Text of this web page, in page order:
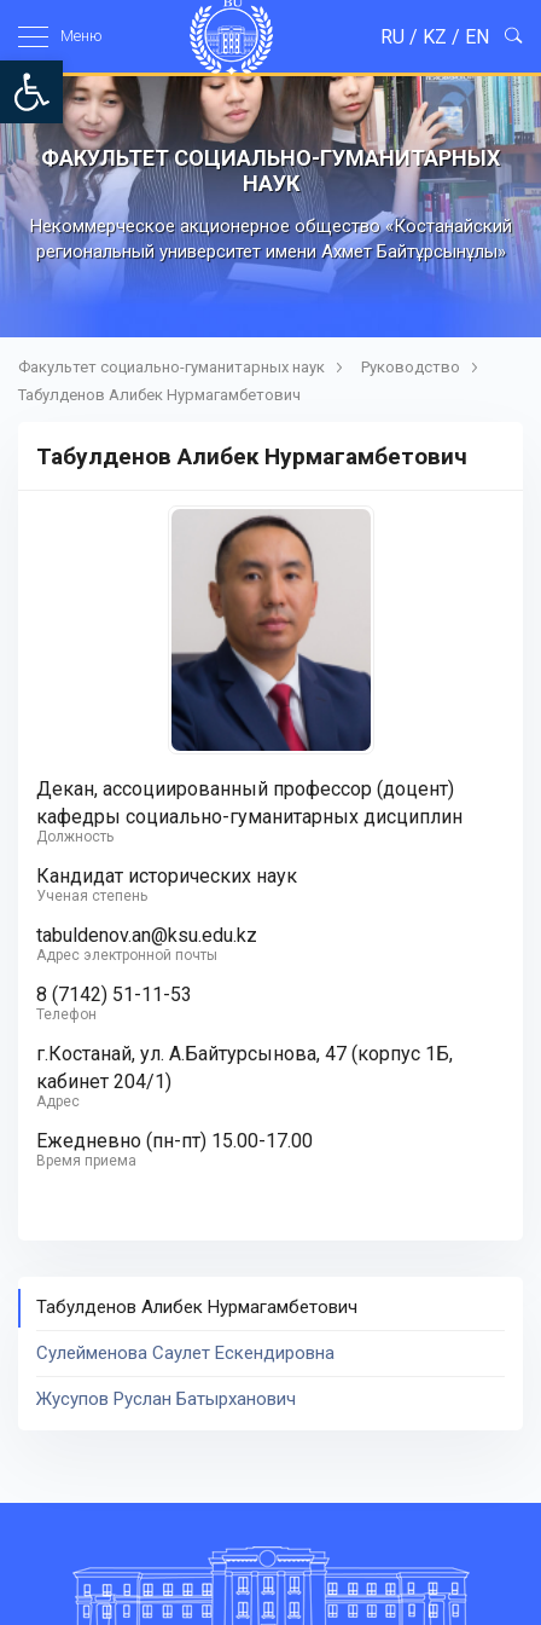
Open toolbar
Mеню RU / KZ / EN
ФАКУЛЬТЕТ СОЦИАЛЬНО-ГУМАНИТАРНЫХ
НАУК
Некоммерческое акционерное общество «Костанайский
региональный университет имени Ахмет Байтұрсынұлы»
Факультет социально-гуманитарных наук
Руководство
Табулденов Алибек Нурмагамбетович
Табулденов Алибек Нурмагамбетович
Декан, ассоциированный профессор (доцент)
кафедры социально-гуманитарных дисциплин
Должность
Кандидат исторических наук
Ученая степень
tabuldenov.an@ksu.edu.kz
Адрес электронной почты
8 (7142) 51-11-53
Телефон
г.Костанай, ул. А.Байтурсынова, 47 (корпус 1Б,
кабинет 204/1)
Адрес
Ежедневно (пн-пт) 15.00-17.00
Время приема
Табулденов Алибек Нурмагамбетович
Сулейменова Саулет Ескендировна
Жусупов Руслан Батырханович